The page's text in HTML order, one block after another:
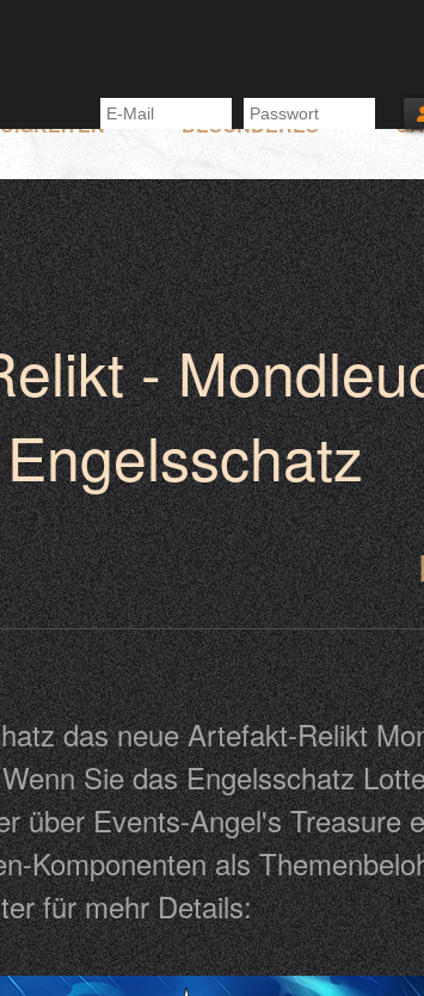
BESONDERES
-
Engelsschatz
das neue Artefakt-Relikt
Sie das Engelsschatz
über Events-Angel's Treasure
Komponenten als
für mehr Details: